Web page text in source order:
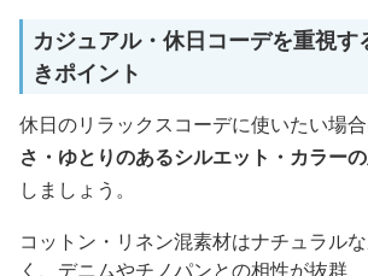
カジュアル・休日コーデを重視す
きポイント
休日のリラックスコーデに使いたい場合
さ・ゆとりのあるシルエット・カラー
しましょう。
コットン・リネン混素材はナチュラル
く、デニムやチノパンとの相性が抜群